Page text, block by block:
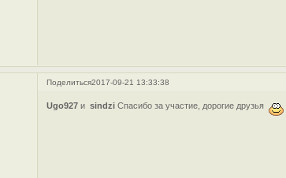
Поделиться2017-09-21 13:33:38
Ugo927иsindzi Спасибо за участие, дорогие друзья